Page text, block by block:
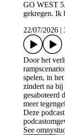
GO WEST
gekregen. Ik
22/07/2026
Door het
spelen, in
zindert na bij
gesaboteerd
meer
Deze
See